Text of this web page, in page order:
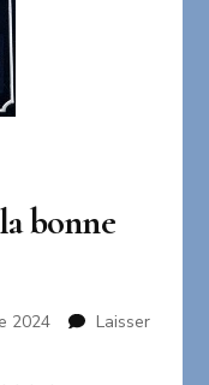
bonne
2024
Laisser